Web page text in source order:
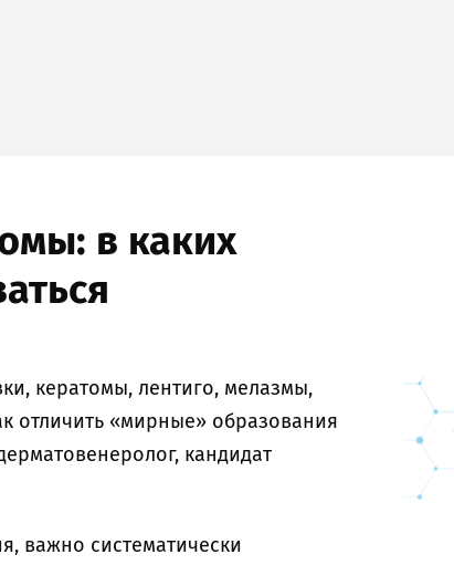
в каких
кератомы, лентиго, мелазмы,
«мирные» образования
кандидат
важно систематически